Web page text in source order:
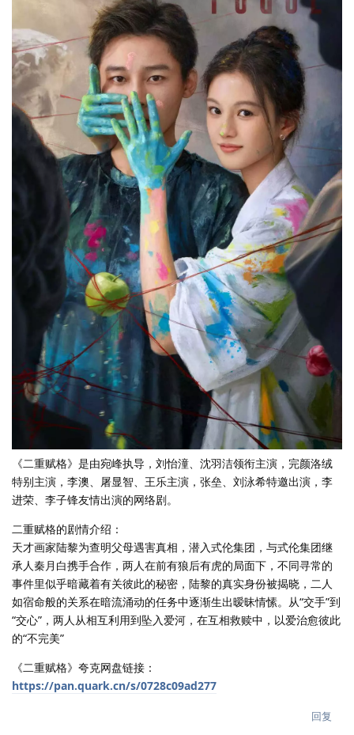
《二重赋格》是由宛峰执导，刘怡潼、沈羽洁领衔主演，完颜洛绒
特别主演，李澳、屠显智、王乐主演，张垒、刘泳希特邀出演，李
进荣、李子锋友情出演的网络剧。
二重赋格的剧情介绍：
天才画家陆黎为查明父母遇害真相，潜入式伦集团，与式伦集团继
承人秦月白携手合作，两人在前有狼后有虎的局面下，不同寻常的
事件里似乎暗藏着有关彼此的秘密，陆黎的真实身份被揭晓，二人
如宿命般的关系在暗流涌动的任务中逐渐生出暧昧情愫。从“交手”到
“交心”，两人从相互利用到坠入爱河，在互相救赎中，以爱治愈彼此
的“不完美”
《二重赋格》夸克网盘链接：
https://pan.quark.cn/s/0728c09ad277
回复